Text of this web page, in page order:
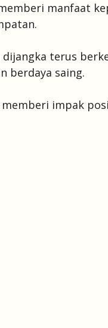
manfaat
terus
berdaya saing.
memberi impak